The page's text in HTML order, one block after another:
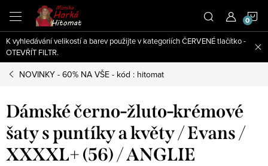
obsah
K vyhledávání velikostí a barev použijte v kategoriích ČERVENÉ tlačítko -
OTEVŘÍT FILTR.
NOVINKY - 60% NA VŠE - kód : hitomat
Dámské černo-žluto-krémové
šaty s puntíky a květy / Evans /
XXXXL+ (56) / ANGLIE